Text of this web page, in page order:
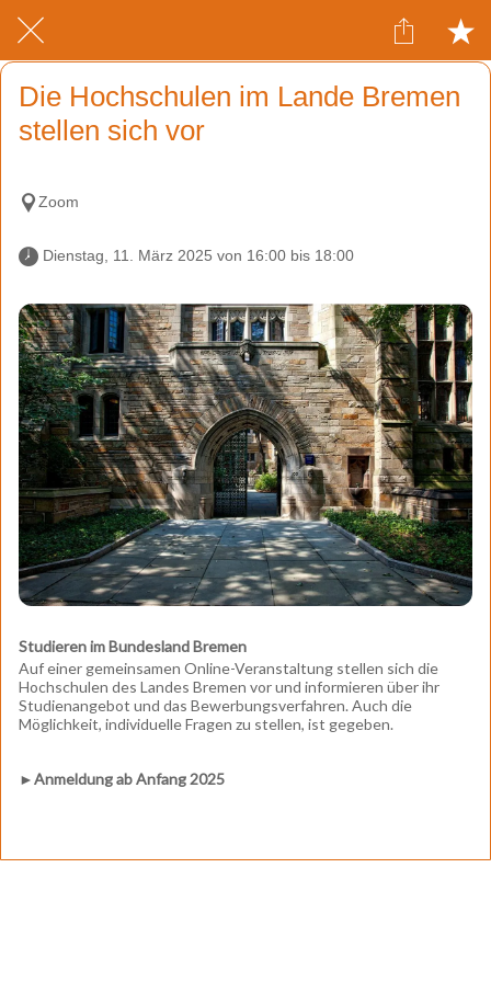
Die Hochschulen im Lande Bremen
stellen sich vor
Zoom
Dienstag, 11. März 2025 von 16:00 bis 18:00
Studieren im Bundesland Bremen
Auf einer gemeinsamen Online-Veranstaltung stellen sich die
Hochschulen des Landes Bremen vor und informieren über ihr
Studienangebot und das Bewerbungsverfahren. Auch die
Möglichkeit, individuelle Fragen zu stellen, ist gegeben.
►Anmeldung ab Anfang 2025